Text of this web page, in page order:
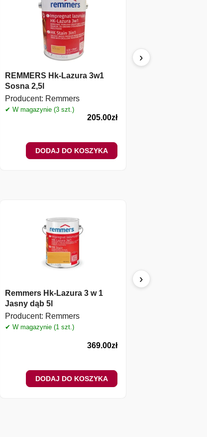
REMMERS Hk-Lazura 3w1
Sosna 2,5l
Producent: Remmers
✔ W magazynie (3 szt.)
205.00zł
DODAJ DO KOSZYKA
›
Remmers Hk-Lazura 3 w 1
Jasny dąb 5l
Producent: Remmers
✔ W magazynie (1 szt.)
369.00zł
DODAJ DO KOSZYKA
›